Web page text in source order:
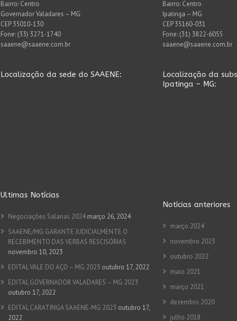
Bairro: Centro
Governador Valadares – MG
CEP 35010-130
Fone: (33) 3271-1740
saaene@saaene.com.br
Localização da sede do SAAENE:
Ultimas Notícias
Negociações Salarias 2024 março 26, 2024
SAAENE/MG GARANTE JUDICIALMENTE O
RECEBIMENTO DAS VERBAS RESCISÓRIAS
novembro 10, 2023
EDITAL VALE DO AÇO – MG 2023 outubro 17, 2022
EDITAL GOVERNADOR VALADARES – MG 2023
outubro 17, 2022
EDITAL CARATINGA SAAENE-MG 2023 outubro 17,
2022
Bairro: Centro
Ipatinga – MG
CEP 35160-031
Fone: (31) 3822-6055
saaene@saaene.com.br
Localização da
Ipatinga – MG:
Notícias anteriores
março 2024
novembro 2023
outubro 2022
maio 2021
março 2021
dezembro 2020
julho 2018